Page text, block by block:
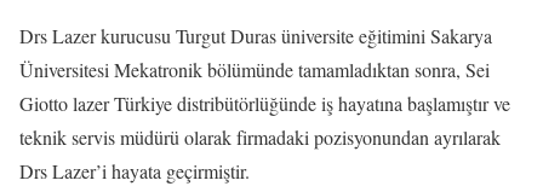
Drs Lazer kurucusu Turgut Duras üniversite eğitimini Sakarya
Üniversitesi Mekatronik bölümünde tamamladıktan sonra, Sei
Giotto lazer Türkiye distribütörlüğünde iş hayatına başlamıştır ve
teknik servis müdürü olarak firmadaki pozisyonundan ayrılarak
Drs Lazer’i hayata geçirmiştir.